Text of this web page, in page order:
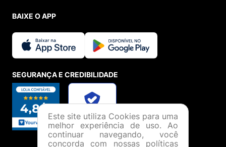
BAIXE O APP
SEGURANÇA E CREDIBILIDADE
Este site utiliza Cookies para uma
melhor experiência de uso. Ao
continuar navegando, você
concorda com nossas políticas